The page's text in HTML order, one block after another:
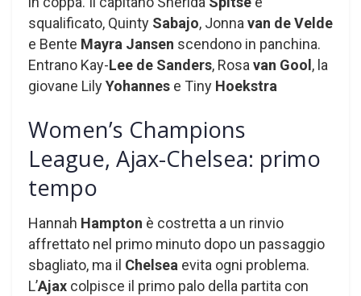
squalificato, Quinty Sabajo, Jonna van de Velde
e Bente Mayra Jansen scendono in panchina.
Entrano Kay-Lee de Sanders, Rosa van Gool , la
giovane LilyYohannes e Tiny Hoekstra
Women’s Champions
League, Ajax-Chelsea: primo
tempo
Hannah Hampton è costretta a un rinvio
affrettato nel primo minuto dopo un passaggio
sbagliato, ma il Chelsea evita ogni problema.
L’Ajax colpisce il primo palo della partita con